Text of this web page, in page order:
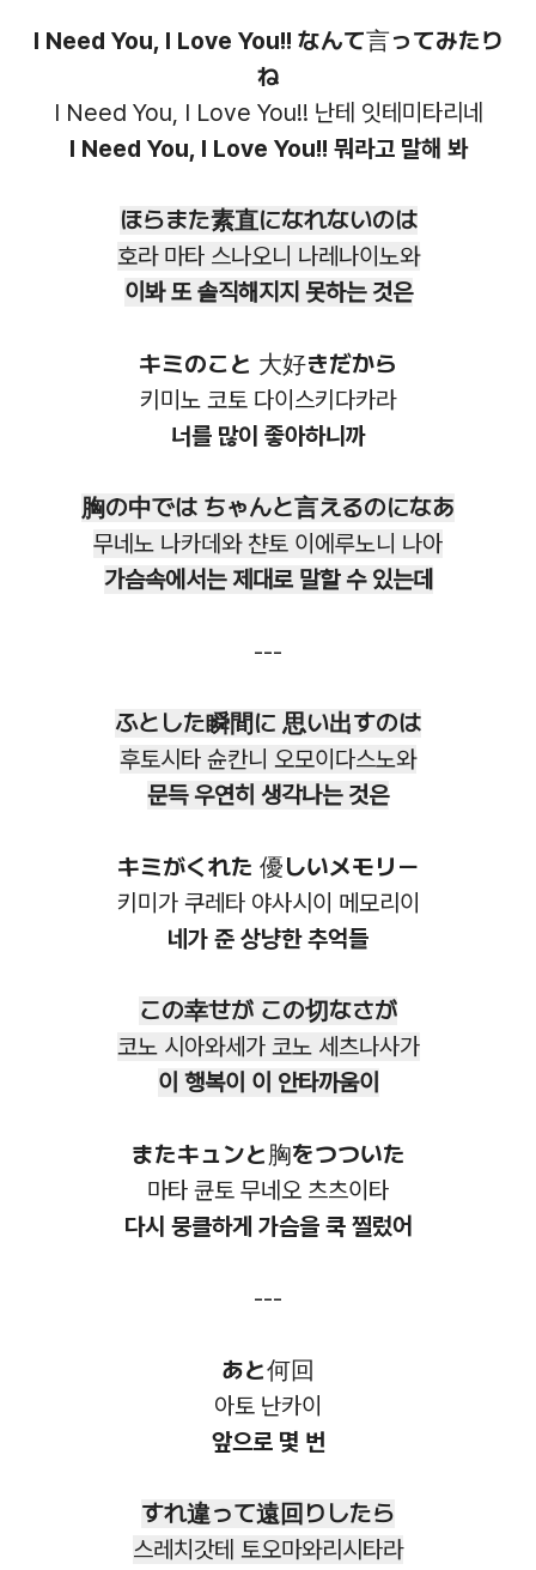
I Need You, I Love You!! なんて言ってみたり
ね
I Need You, I Love You!! 난테 잇테미타리네
I Need You, I Love You!! 뭐라고 말해 봐
ほらまた素直になれないのは
호라 마타 스나오니 나레나이노와
이봐 또 솔직해지지 못하는 것은
キミのこと 大好きだから
키미노 코토 다이스키다카라
너를 많이 좋아하니까
胸の中では ちゃんと言えるのになあ
무네노 나카데와 챤토 이에루노니 나아
가슴속에서는 제대로 말할 수 있는데
---
ふとした瞬間に 思い出すのは
후토시타 슌칸니 오모이다스노와
문득 우연히 생각나는 것은
キミがくれた 優しいメモリー
키미가 쿠레타 야사시이 메모리이
네가 준 상냥한 추억들
この幸せが この切なさが
코노 시아와세가 코노 세츠나사가
이 행복이 이 안타까움이
またキュンと胸をつついた
마타 큔토 무네오 츠츠이타
다시 뭉클하게 가슴을 쿡 찔렀어
---
あと何回
아토 난카이
앞으로 몇 번
すれ違って遠回りしたら
스레치갓테 토오마와리시타라